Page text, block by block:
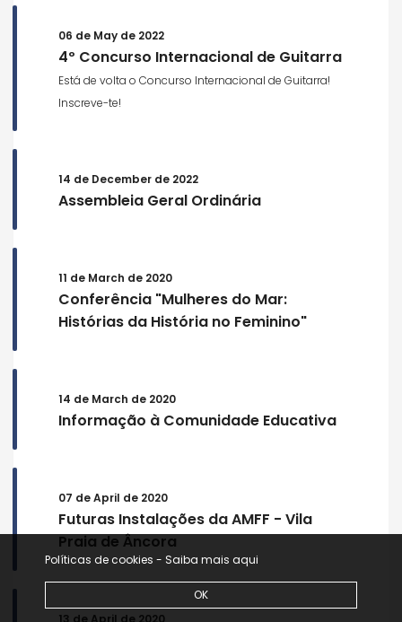
06 de May de 2022
4º Concurso Internacional de Guitarra
Está de volta o Concurso Internacional de Guitarra!
Inscreve-te!
14 de December de 2022
Assembleia Geral Ordinária
11 de March de 2020
Conferência "Mulheres do Mar:
Histórias da História no Feminino"
14 de March de 2020
Informação à Comunidade Educativa
07 de April de 2020
Futuras Instalações da AMFF - Vila
Praia de Âncora
Políticas de cookies - Saiba mais aqui
OK